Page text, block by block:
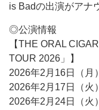
is Badの出演がアナ
◎公演情報
【THE ORAL
TOUR 2026」】
2026年2月16日（月
2026年2月17日（
2026年2月24日（